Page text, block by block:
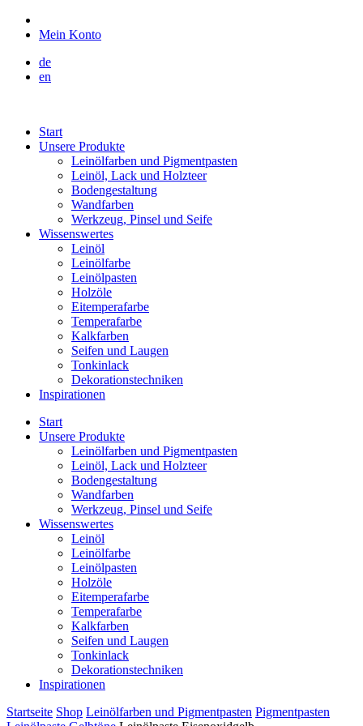
Mein Konto
de
en
Start
Unsere Produkte
Leinölfarben und Pigmentpasten
Leinöl, Lack und Holzteer
Bodengestaltung
Wandfarben
Werkzeug, Pinsel und Seife
Wissenswertes
Leinöl
Leinölfarbe
Leinölpasten
Holzöle
Eitemperafarbe
Temperafarbe
Kalkfarben
Seifen und Laugen
Tonkinlack
Dekorationstechniken
Inspirationen
Start
Unsere Produkte
Leinölfarben und Pigmentpasten
Leinöl, Lack und Holzteer
Bodengestaltung
Wandfarben
Werkzeug, Pinsel und Seife
Wissenswertes
Leinöl
Leinölfarbe
Leinölpasten
Holzöle
Eitemperafarbe
Temperafarbe
Kalkfarben
Seifen und Laugen
Tonkinlack
Dekorationstechniken
Inspirationen
Startseite Shop Leinölfarben und Pigmentpasten Pigmentpasten